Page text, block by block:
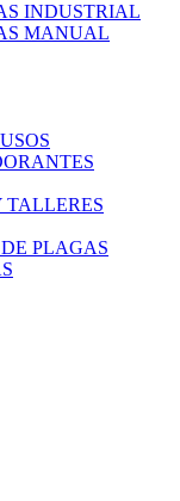
INDUSTRIAL
MANUAL
TALLERES
PLAGAS